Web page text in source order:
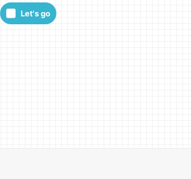
Let's go